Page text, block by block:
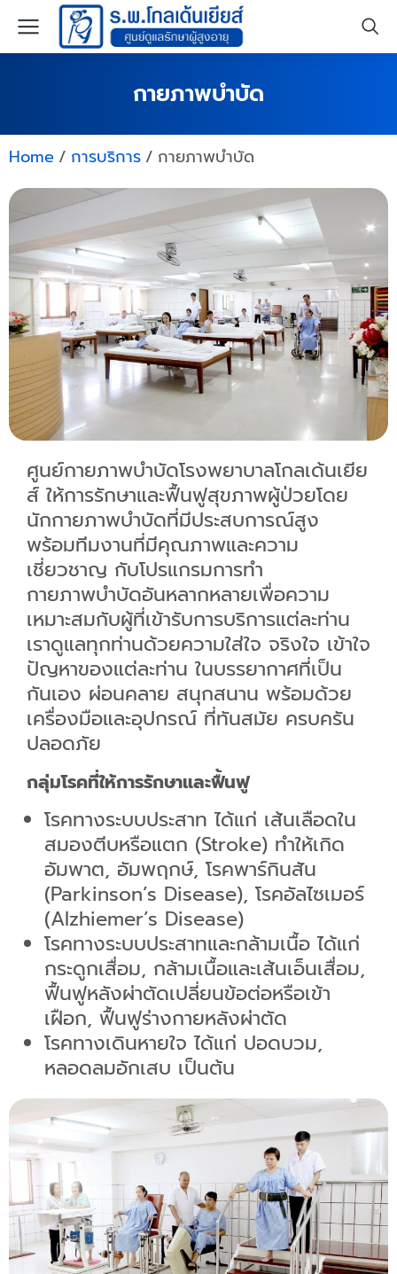
กายภาพบำบัด
You are here:
Home การบริการ กายภาพบำบัด
ศูนย์กายภาพบำบัดโรงพยาบาลโกลเด้นเยีย
ส์ ให้การรักษาและฟื้นฟูสุขภาพผู้ป่วยโดย
นักกายภาพบำบัดที่มีประสบการณ์สูง
พร้อมทีมงานที่มีคุณภาพและความ
เชี่ยวชาญ กับโปรแกรมการทำ
กายภาพบำบัดอันหลากหลายเพื่อความ
เหมาะสมกับผู้ที่เข้ารับการบริการแต่ละท่าน
เราดูแลทุกท่านด้วยความใส่ใจ จริงใจ เข้าใจ
ปัญหาของแต่ละท่าน ในบรรยากาศที่เป็น
กันเอง ผ่อนคลาย สนุกสนาน พร้อมด้วย
เครื่องมือและอุปกรณ์ ที่ทันสมัย ครบครัน
ปลอดภัย
กลุ่มโรคที่ให้การรักษาและฟื้นฟู
โรคทางระบบประสาท ได้แก่ เส้นเลือดใน
สมองตีบหรือแตก (Stroke) ทำให้เกิด
อัมพาต, อัมพฤกษ์, โรคพาร์กินสัน
(Parkinson’s Disease), โรคอัลไซเมอร์
(Alzhiemer’s Disease)
โรคทางระบบประสาทและกล้ามเนื้อ ได้แก่
กระดูกเสื่อม, กล้ามเนื้อและเส้นเอ็นเสื่อม,
ฟื้นฟูหลังผ่าตัดเปลี่ยนข้อต่อหรือเข้า
เฝือก, ฟื้นฟูร่างกายหลังผ่าตัด
โรคทางเดินหายใจ ได้แก่ ปอดบวม,
หลอดลมอักเสบ เป็นต้น